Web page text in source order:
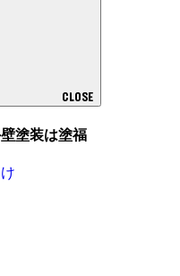
CLOSE
塗装は塗福